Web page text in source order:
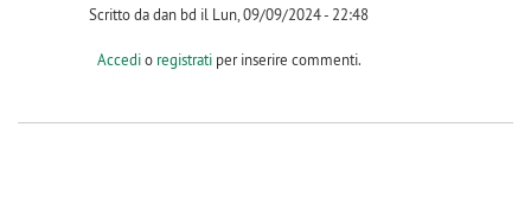
Scritto da dan bd il Lun, 09/09/2024 - 22:48
Accedio registratiper inserire commenti.